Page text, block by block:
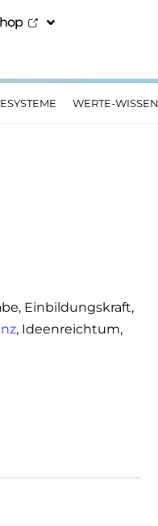
WERTE-WISSEN
Einbildungskraft,
, Ideenreichtum,